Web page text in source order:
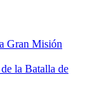
Gran Misión
la Batalla de